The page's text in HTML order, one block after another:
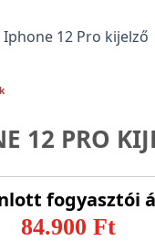
12 PRO
fogyasztói
84.900 Ft